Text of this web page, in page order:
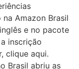
Amazon Brasil
e no pacote
inscrição
clique aqui.
Brasil abriu as